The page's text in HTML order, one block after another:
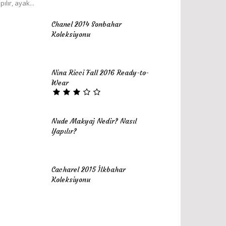
ayak...
Chanel 2014 Sonbahar
Koleksiyonu
Nina Ricci Fall 2016 Ready-to-
Wear
Nude Makyaj Nedir? Nasıl
Yapılır?
Cacharel 2015 İlkbahar
Koleksiyonu